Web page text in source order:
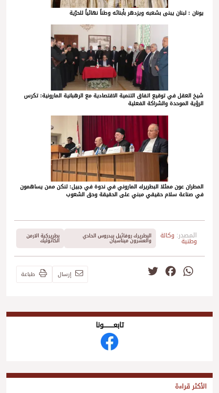
يونان : لبنان يبنى بشعبه ويزدهر بأبنائه وطناً نهائياً للحرّية
شيخ العقل في توقيع اتفاق التنمية الاقتصادية مع الرهبانية المارونية: تكرس
الرؤية الموحدة والشراكة الفعلية
المطران عون ممثلا البطريرك الماروني في ندوة في جبيل: لنكن ممن يساهمون
في صناعة سلام حقيقي مبني على الحقيقة وحق الشعوب
المصدر: وكالة
وطنية
البطريرك روفائيل بيدروس الحادي
والعشرون ميناسيان
بطريركية الارمن
الكاثوليك
WhatsApp
Facebook إرسال طباعة
تابعــــــــــونا
الأكثر قراءة